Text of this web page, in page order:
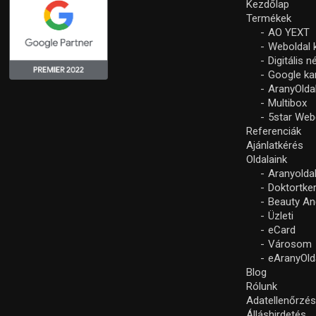
Kezdőlap
Termékek
AO YEXT
Weboldal
Digitális
Google
Multibox
5star
Referenciák
Ajánlatkérés
Oldalaink
Beauty
Üzleti
eCard
Városom
Blog
Rólunk
Adatellenőrzés